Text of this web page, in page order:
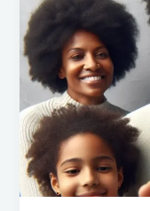
contraseñas
en
familia:
la
nueva
función
de
Google